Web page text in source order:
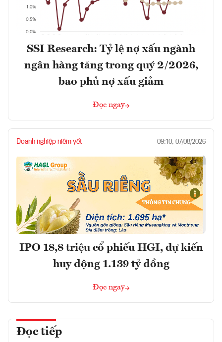
SSI Research: Tỷ lệ nợ xấu ngành
ngân hàng tăng trong quý 2/2026,
bao phủ nợ xấu giảm
Đọc ngay
Doanh nghiệp niêm yết 09:10, 07/08/2026
IPO 18,8 triệu cổ phiếu HGI, dự kiến
huy động 1.139 tỷ đồng
Đọc ngay
Đọc tiếp